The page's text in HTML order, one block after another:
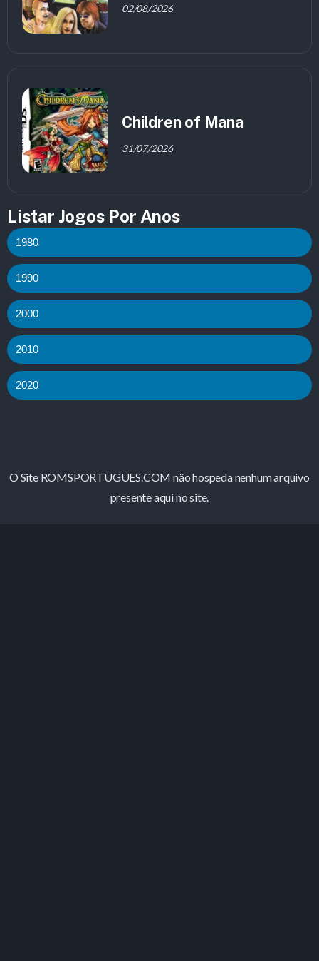
02/08/2026
Children of Mana
31/07/2026
Listar Jogos Por Anos
1980
1990
2000
2010
2020
O Site ROMSPORTUGUES.COM não hospeda nenhum arquivo
presente aqui no site.